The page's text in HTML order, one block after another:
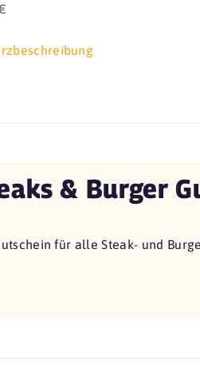
& Burger
für alle Steak- und